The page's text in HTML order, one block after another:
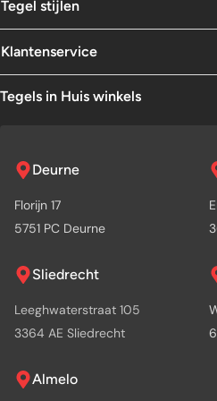
Tegel stijlen
Klantenservice
Tegels in Huis winkels
Deurne
Florijn 17
5751 PC Deurne
Sliedrecht
Leeghwaterstraat 105
3364 AE Sliedrecht
Almelo